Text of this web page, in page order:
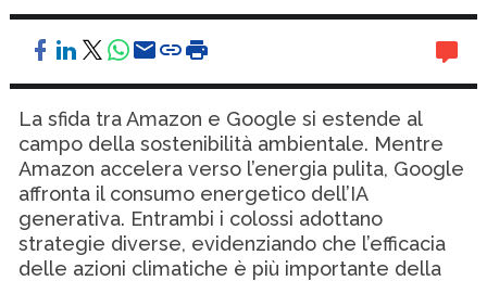
La sfida tra Amazon e Google si estende al
campo della sostenibilità ambientale. Mentre
Amazon accelera verso l’energia pulita, Google
affronta il consumo energetico dell’IA
generativa. Entrambi i colossi adottano
strategie diverse, evidenziando che l’efficacia
delle azioni climatiche è più importante della